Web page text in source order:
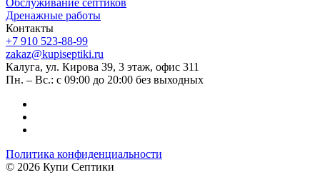
Дренажные работы
Контакты
+7 910 523-88-99
zakaz@kupiseptiki.ru
Калуга, ул. Кирова 39, 3 этаж, офис 311
Пн. – Вс.: с 09:00 до 20:00 без выходных
Политика конфиденциальности
© 2026 Купи Септики